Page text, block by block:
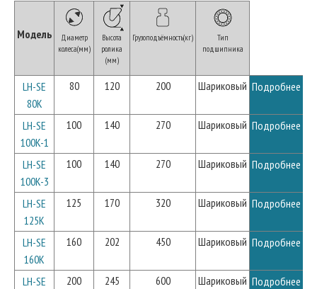
Модель
Диаметр
колеса(мм)
Высота
ролика
(мм)
Грузоподъёмность(кг)
Тип
подшипника
LH-SE
80K
80 120 200 Шариковый Подробнее
LH-SE
100K-1
100 140 270 Шариковый Подробнее
LH-SE
100K-3
100 140 270 Шариковый Подробнее
LH-SE
125K
125 170 320 Шариковый Подробнее
LH-SE
160K
160 202 450 Шариковый Подробнее
LH-SE
200 245 600 Шариковый Подробнее